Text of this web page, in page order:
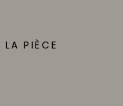
PIÈCE